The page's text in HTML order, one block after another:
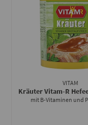
VITAM
Kräuter Vitam-R
mit B-Vitaminen und